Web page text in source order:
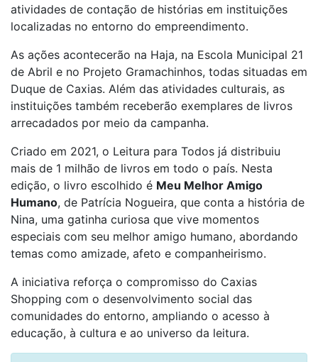
atividades de contação de histórias em instituições
localizadas no entorno do empreendimento.
As ações acontecerão na Haja, na Escola Municipal 21
de Abril e no Projeto Gramachinhos, todas situadas em
Duque de Caxias. Além das atividades culturais, as
instituições também receberão exemplares de livros
arrecadados por meio da campanha.
Criado em 2021, o Leitura para Todos já distribuiu
mais de 1 milhão de livros em todo o país. Nesta
edição, o livro escolhido é Meu Melhor Amigo
Humano, de Patrícia Nogueira, que conta a história de
Nina, uma gatinha curiosa que vive momentos
especiais com seu melhor amigo humano, abordando
temas como amizade, afeto e companheirismo.
A iniciativa reforça o compromisso do Caxias
Shopping com o desenvolvimento social das
comunidades do entorno, ampliando o acesso à
educação, à cultura e ao universo da leitura.